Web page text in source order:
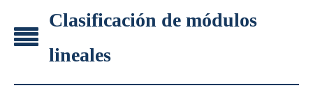
Clasificación de módulos
lineales